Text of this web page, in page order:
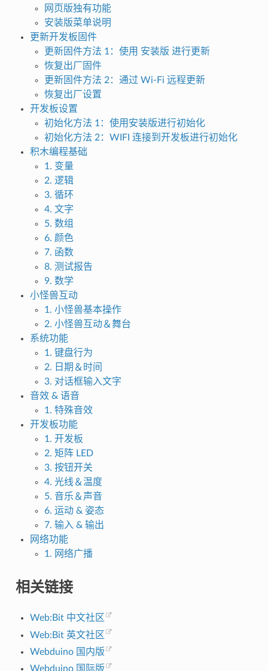
网页版独有功能
安装版菜单说明
更新开发板固件
更新固件方法 1：使用 安装版 进行更新
恢复出厂固件
更新固件方法 2：通过 Wi-Fi 远程更新
恢复出厂设置
开发板设置
初始化方法 1：使用安装版进行初始化
初始化方法 2：WIFI 连接到开发板进行初始化
积木编程基础
1. 变量
2. 逻辑
3. 循环
4. 文字
5. 数组
6. 颜色
7. 函数
8. 测试报告
9. 数学
小怪兽互动
1. 小怪兽基本操作
2. 小怪兽互动＆舞台
系统功能
1. 键盘行为
2. 日期＆时间
3. 对话框输入文字
音效 & 语音
1. 特殊音效
开发板功能
1. 开发板
2. 矩阵 LED
3. 按钮开关
4. 光线＆温度
5. 音乐＆声音
6. 运动 & 姿态
7. 输入 & 输出
网络功能
1. 网络广播
相关链接
Web:Bit 中文社区
Web:Bit 英文社区
Webduino 国内版
Webduino 国际版